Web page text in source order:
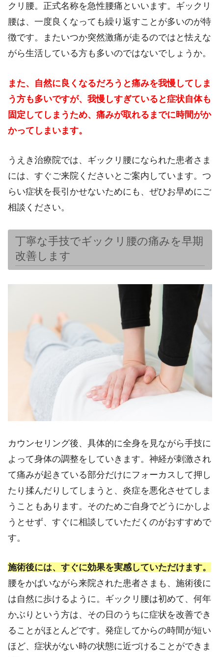
クリ腰。正式名称を急性腰痛といいます。ギックリ
腰は、一度良くなっても繰り返すことが多いのが特
徴です。またいつか突然激痛が走るのではと怯えな
がら生活している方も多いのではないでしょうか。
また、自然に良くなるだろうと痛みを我慢してしま
う方も多いですが、我慢しすぎていると症状自体も
固定してしまうため、痛みが取れるまでに時間がか
かってしまいます。
うえき治療院では、ギックリ腰になられた患者さま
には、すぐご来院くださいとご案内しています。つ
らい症状を長引かせないためにも、ぜひお早めにご
相談ください。
丁寧な手技でギックリ腰の痛みを早期
改善します
カウンセリング後、具体的に全身を見ながら手技に
よって身体の調整をしていきます。神経が刺激され
て痛みが起きている部分だけにフォーカスして押し
たり揉んだりしてしまうと、炎症を悪化させてしま
うこともあります。そのためご自身でどうにかしよ
うとせず、すぐに相談していただくのがおすすめで
す。
施術後には、すぐに効果を実感していただけます。
腰をかばいながら来院された患者さまも、施術後に
は自然に歩けるように。ギックリ腰は初めて、何年
かぶりという方は、その日のうちに症状を改善でき
ることがほとんどです。発症してからの時間が短い
ほど、症状がない時の状態に近づけることができま